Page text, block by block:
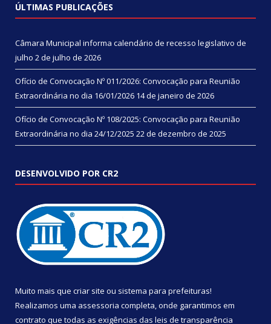
ÚLTIMAS PUBLICAÇÕES
Câmara Municipal informa calendário de recesso legislativo de
julho 2 de julho de 2026
Ofício de Convocação Nº 011/2026: Convocação para Reunião
Extraordinária no dia 16/01/2026 14 de janeiro de 2026
Ofício de Convocação Nº 108/2025: Convocação para Reunião
Extraordinária no dia 24/12/2025 22 de dezembro de 2025
DESENVOLVIDO POR CR2
Muito mais que criar site ou sistema para prefeituras!
Realizamos uma assessoria completa, onde garantimos em
contrato que todas as exigências das leis de transparência